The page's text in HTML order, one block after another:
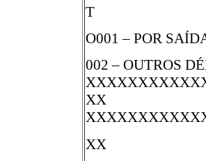
T
O001 – POR
002 – OUTROS
XX
XX